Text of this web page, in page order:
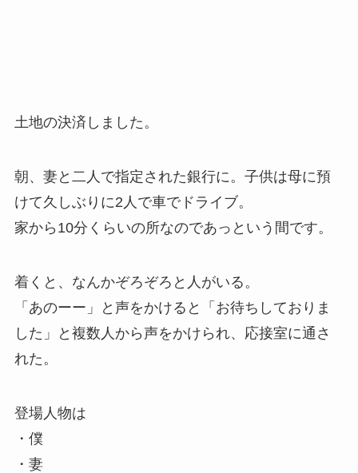
土地の決済しました。
朝、妻と二人で指定された銀行に。子供は母に預
けて久しぶりに2人で車でドライブ。
家から10分くらいの所なのであっという間です。
着くと、なんかぞろぞろと人がいる。
「あのーー」と声をかけると「お待ちしておりま
した」と複数人から声をかけられ、応接室に通さ
れた。
登場人物は
・僕
・妻